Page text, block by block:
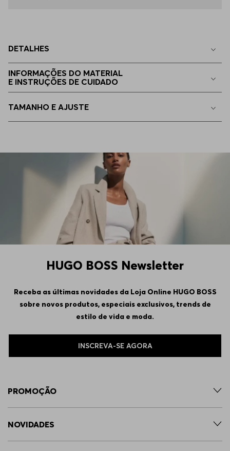
DETALHES
INFORMAÇÕES DO MATERIAL
E INSTRUÇÕES DE CUIDADO
TAMANHO E AJUSTE
HUGO BOSS Newsletter
Receba as últimas novidades da Loja Online HUGO BOSS
sobre novos produtos, especiais exclusivos, trends de
estilo de vida e moda.
INSCREVA-SE AGORA
PROMOÇÃO
NOVIDADES